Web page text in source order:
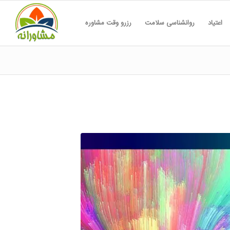
اعتیاد روانشناسی سلامت رزرو وقت مشاوره